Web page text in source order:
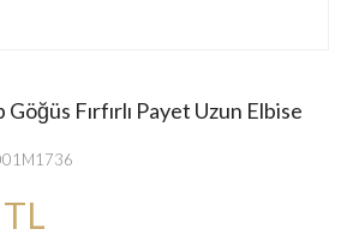
Fırfırlı Payet Uzun Elbise